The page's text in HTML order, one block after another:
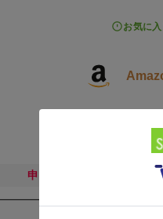
お気に
申し訳ございません。た